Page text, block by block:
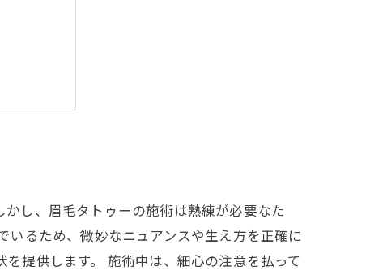
とは？
し、眉毛タトゥーの施術は熟練が必要なた
るため、微妙なニュアンスや生え方を正確に
提供します。 施術中は、細心の注意を払って